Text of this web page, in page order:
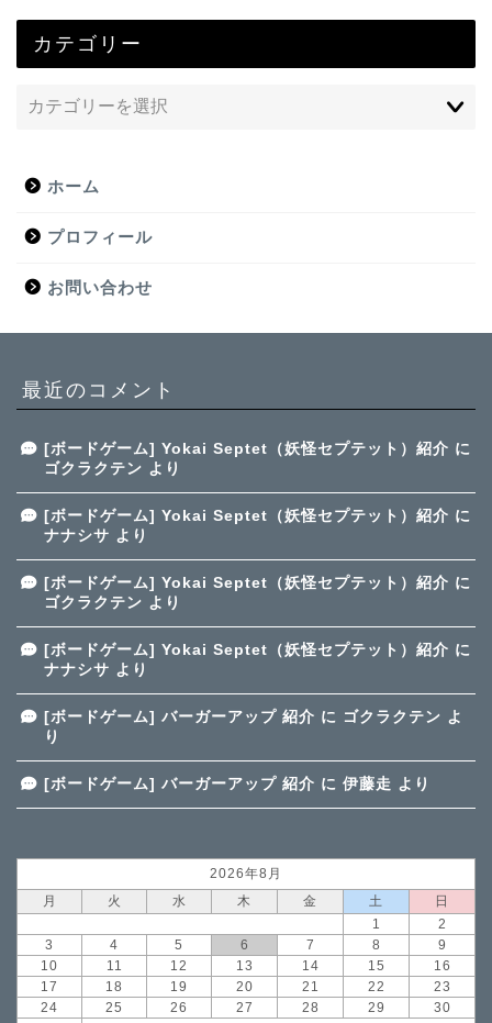
カテゴリー
ホーム
プロフィール
お問い合わせ
最近のコメント
[ボードゲーム] Yokai Septet（妖怪セプテット）紹介 に
ゴクラクテン より
[ボードゲーム] Yokai Septet（妖怪セプテット）紹介 に
ナナシサ より
[ボードゲーム] Yokai Septet（妖怪セプテット）紹介 に
ゴクラクテン より
[ボードゲーム] Yokai Septet（妖怪セプテット）紹介 に
ナナシサ より
[ボードゲーム] バーガーアップ 紹介 に ゴクラクテン よ
り
[ボードゲーム] バーガーアップ 紹介 に 伊藤走 より
2026年8月
月
火 水 木 金 土
日
1
2
3
4 5 6 7 8
9
10
11 12 13 14 15
16
17
18 19 20 21 22
23
24
25 26 27 28 29
30